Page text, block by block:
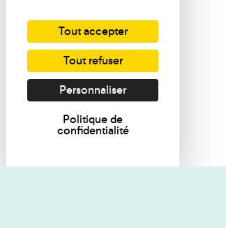
Tout accepter
Tout refuser
Personnaliser
Politique de
confidentialité